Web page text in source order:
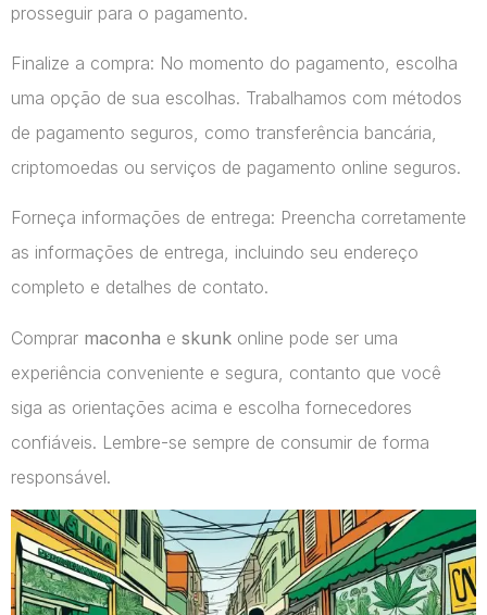
prosseguir para o pagamento.
Finalize a compra: No momento do pagamento, escolha
uma opção de sua escolhas. Trabalhamos com métodos
de pagamento seguros, como transferência bancária,
criptomoedas ou serviços de pagamento online seguros.
Forneça informações de entrega: Preencha corretamente
as informações de entrega, incluindo seu endereço
completo e detalhes de contato.
Comprar maconha e skunk online pode ser uma
experiência conveniente e segura, contanto que você
siga as orientações acima e escolha fornecedores
confiáveis. Lembre-se sempre de consumir de forma
responsável.